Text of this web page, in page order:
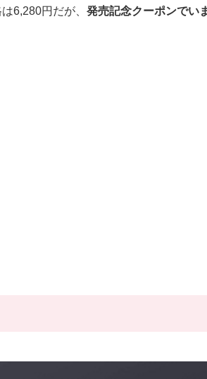
6,280円だが、 発売記念クーポンでい